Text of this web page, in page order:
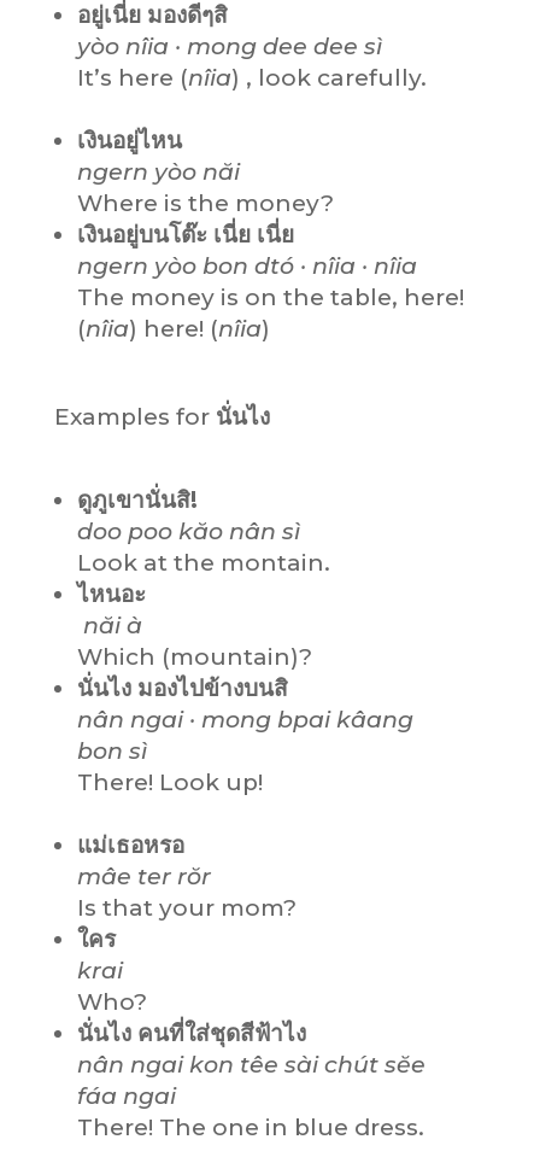
อยู่เนี่ย มองดีๆสิ
yòo nîia · mong dee dee sì
It’s here (nîia) , look carefully.
เงินอยู่ไหน
ngern yòo năi
Where is the money?
เงินอยู่บนโต๊ะ เนี่ย เนี่ย
ngern yòo bon dtó · nîia · nîia
The money is on the table, here!
(nîia) here! (nîia)
Examples for นั่นไง
ดูภูเขานั่นสิ!
doo poo kăo nân sì
Look at the montain.
ไหนอะ
năi à
Which (mountain)?
นั่นไง มองไปข้างบนสิ
nân ngai · mong bpai kâang
bon sì
There! Look up!
แม่เธอหรอ
mâe ter rŏr
Is that your mom?
ใคร
krai
Who?
นั่นไง คนที่ใส่ชุดสีฟ้าไง
nân ngai kon têe sài chút sĕe
fáa ngai
There! The one in blue dress.